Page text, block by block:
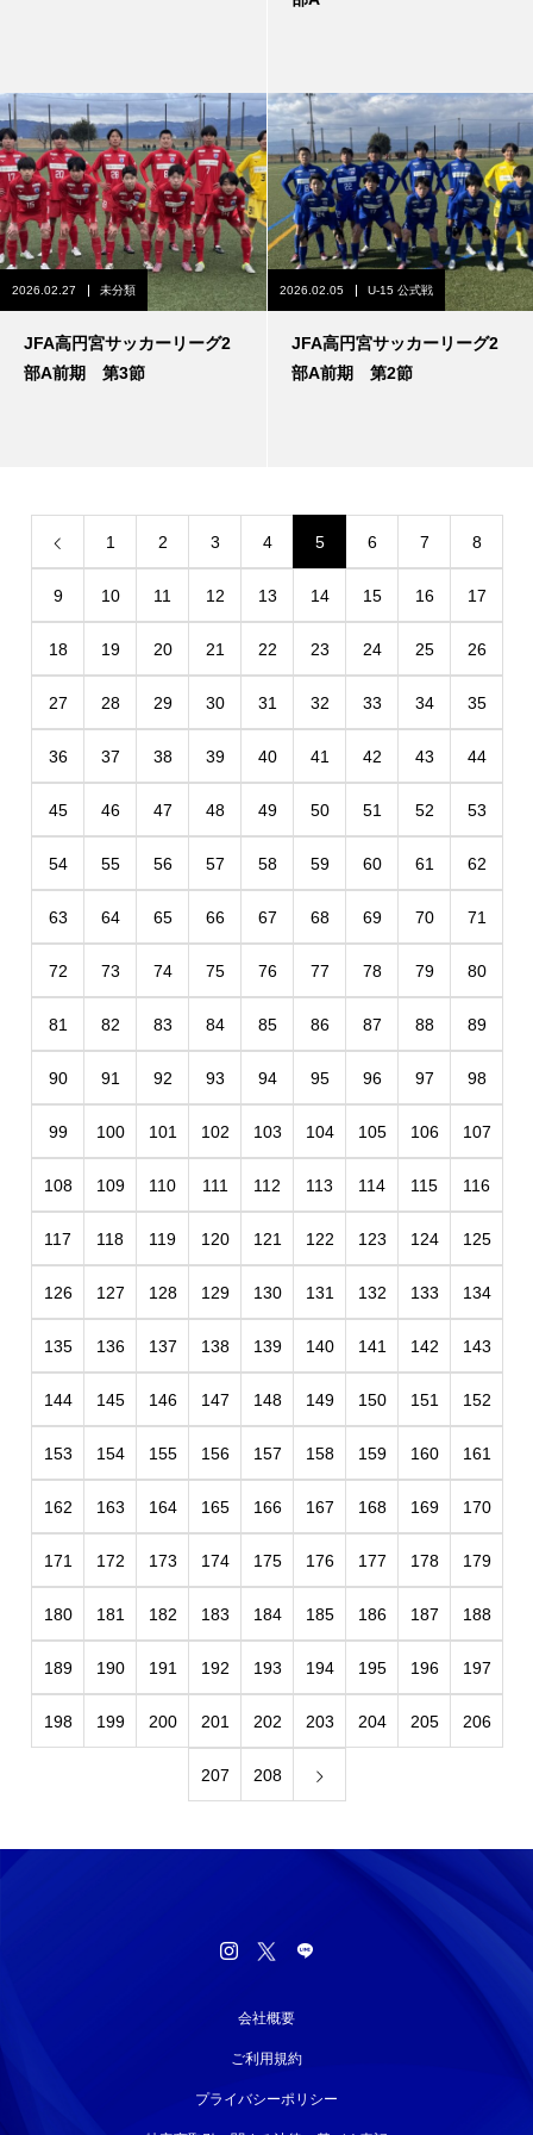
2026.02.27 未分類
JFA高円宮サッカーリーグ2
部A前期 第3節
2026.02.05 U-15 公式戦
JFA高円宮サッカーリーグ2
部A前期 第2節
1 2 3 4 5 6 7 8
9 10 11 12 13 14 15 16 17
18 19 20 21 22 23 24 25 26
27 28 29 30 31 32 33 34 35
36 37 38 39 40 41 42 43 44
45 46 47 48 49 50 51 52 53
54 55 56 57 58 59 60 61 62
63 64 65 66 67 68 69 70 71
72 73 74 75 76 77 78 79 80
81 82 83 84 85 86 87 88 89
90 91 92 93 94 95 96 97 98
99 100 101 102 103 104 105 106 107
108 109 110 111 112 113 114 115 116
117 118 119 120 121 122 123 124 125
126 127 128 129 130 131 132 133 134
135 136 137 138 139 140 141 142 143
144 145 146 147 148 149 150 151 152
153 154 155 156 157 158 159 160 161
162 163 164 165 166 167 168 169 170
171 172 173 174 175 176 177 178 179
180 181 182 183 184 185 186 187 188
189 190 191 192 193 194 195 196 197
198 199 200 201 202 203 204 205 206
207 208
会社概要
ご利用規約
プライバシーポリシー